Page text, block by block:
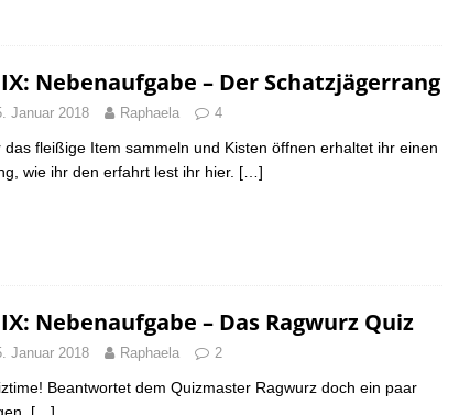
Nebenaufgabe – Der Schatzjägerrang
Januar 2018 Raphaela 4
das fleißige Item sammeln und Kisten öffnen erhaltet ihr einen
wie ihr den erfahrt lest ihr hier. […]
Nebenaufgabe – Das Ragwurz Quiz
Januar 2018 Raphaela 2
Beantwortet dem Quizmaster Ragwurz doch ein paar
[…]